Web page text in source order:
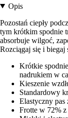
Opis
Pozostań ciepły
tym krótkim spodnie
absorbuje wilgoć,
Rozciągaj się i biegaj
Krótkie
nadrukiem w
Kieszenie
Standardowy
Elastyczny pas
Frotte w 72% z